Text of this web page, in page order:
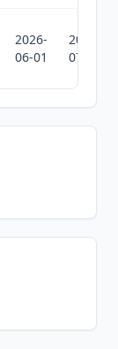
2026-
06-01
2026-
07-10